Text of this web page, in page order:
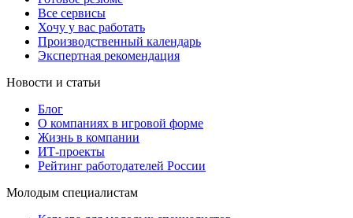
Все сервисы
Хочу у вас работать
Производственный календарь
Экспертная рекомендация
Новости и статьи
Блог
О компаниях в игровой форме
Жизнь в компании
ИТ-проекты
Рейтинг работодателей России
Молодым специалистам